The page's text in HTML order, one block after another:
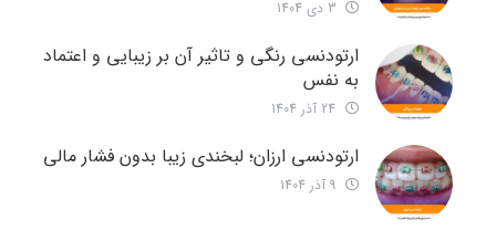
ارتودنسی رنگی و تاثیر آن بر زیبایی و اعتماد
به نفس
ارتودنسی ارزان؛ لبخندی زیبا بدون فشار مالی